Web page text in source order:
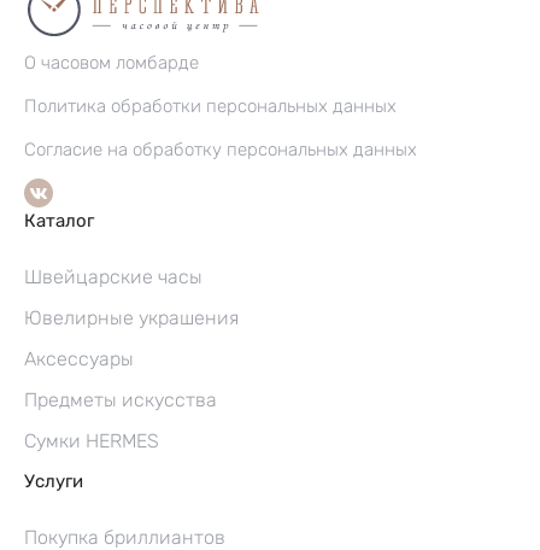
О часовом ломбарде
Политика обработки персональных данных
Согласие на обработку персональных данных
Каталог
Швейцарские часы
Ювелирные украшения
Аксессуары
Предметы искусства
Сумки HERMES
Услуги
Покупка бриллиантов